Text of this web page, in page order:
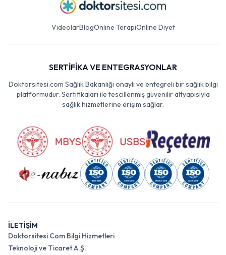
VideolarBlogOnline TerapiOnline Diyet
SERTİFİKA VE ENTEGRASYONLAR
Doktorsitesi.com Sağlık Bakanlığı onaylı ve entegreli bir sağlık bilgi
platformudur. Sertifikaları ile tescillenmiş güvenilir altyapısıyla
sağlık hizmetlerine erişim sağlar.
İLETİŞİM
Doktorsitesi Com Bilgi Hizmetleri
Teknoloji ve Ticaret A.Ş.